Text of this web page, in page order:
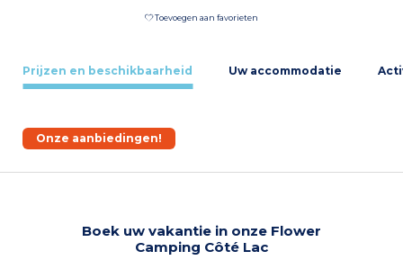
Toevoegen aan favorieten
Prijzen en beschikbaarheid Uw accommodatie
Onze aanbiedingen!
Boek uw vakantie in onze Flower
Camping Côté Lac